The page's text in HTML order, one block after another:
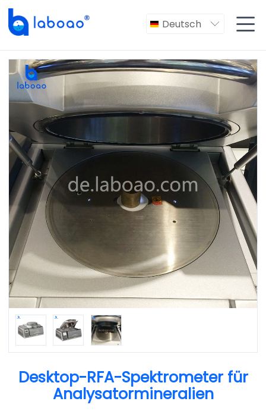
Deutsch  
Desktop-RFA-Spektrometer für
Analysatormineralien